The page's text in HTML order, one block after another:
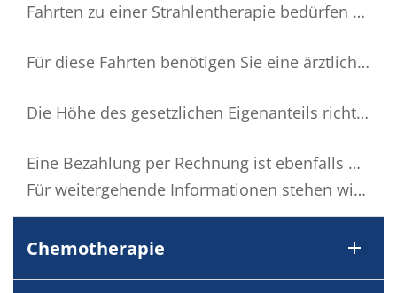
Fahrten zu einer Strahlentherapie bedürfen einer vorherigen Genehmigung durch Ihre Krankenkasse.
Für diese Fahrten benötigen Sie eine ärztliche Verordnung.
Die Höhe des gesetzlichen Eigenanteils richtet sich nach den Bestimmungen Ihrer Krankenkasse. Dieser muss aber nur bis zum Erreichen Ihrer persönlichen Belastungsgrenze bezahlt werden.
Eine Bezahlung per Rechnung ist ebenfalls möglich.
Für weitergehende Informationen stehen wir natürlich gerne jederzeit persönlich zur Verfügung. Auch Ihr Kundenberater Ihrer Krankenkasse kann und wird Ihnen sicherlich behilflich sein.
Chemotherapie